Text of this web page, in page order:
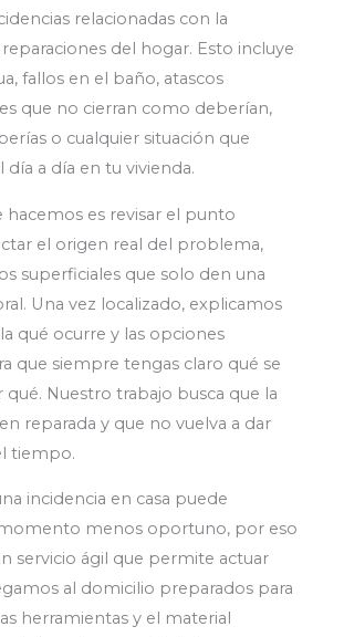
relacionadas con la
del hogar. Esto incluye
fallos en el baño, atascos
que no cierran como deberían,
o cualquier situación que
día a día en tu vivienda.
es revisar el punto
el origen real del problema,
superficiales que solo den una
Una vez localizado, explicamos
qué ocurre y las opciones
que siempre tengas claro qué se
qué. Nuestro trabajo busca que la
reparada y que no vuelva a dar
tiempo.
incidencia en casa puede
menos oportuno, por eso
servicio ágil que permite actuar
al domicilio preparados para
herramientas y el material